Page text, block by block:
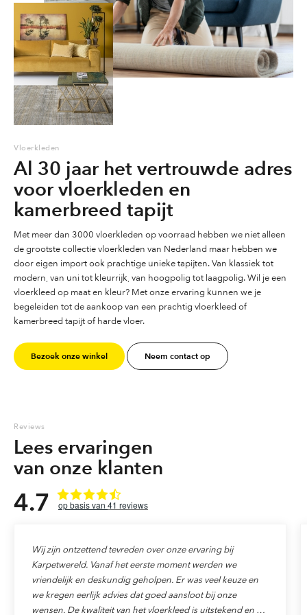
Vloerkleden
Al 30 jaar het vertrouwde adres
voor vloerkleden en
kamerbreed tapijt
Met meer dan 3000 vloerkleden op voorraad hebben we niet alleen
de grootste collectie vloerkleden van Nederland maar hebben we
door eigen import ook prachtige unieke tapijten. Van klassiek tot
modern, van uni tot kleurrijk, van hoogpolig tot laagpolig. Wil je een
vloerkleed op maat en kleur? Met onze ervaring kunnen we je
begeleiden tot de aankoop van een prachtig vloerkleed of
kamerbreed tapijt of harde vloer.
Bezoek onze winkel Neem contact op
Reviews
Lees ervaringen
van onze klanten
4.7 41 reviews
Wij zijn ontzettend tevreden over onze ervaring bij
Karpetwereld. Vanaf het eerste moment werden we
vriendelijk en deskundig geholpen. Er was veel keuze en
we kregen eerlijk advies dat goed aansloot bij onze
wensen. De kwaliteit van het vloerkleed is uitstekend en de